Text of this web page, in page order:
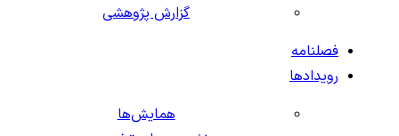
گزارش پژوهشی
فصلنامه
رویدادها
همایش‌ها